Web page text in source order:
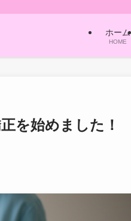
ホーム
HOME
を始めました！